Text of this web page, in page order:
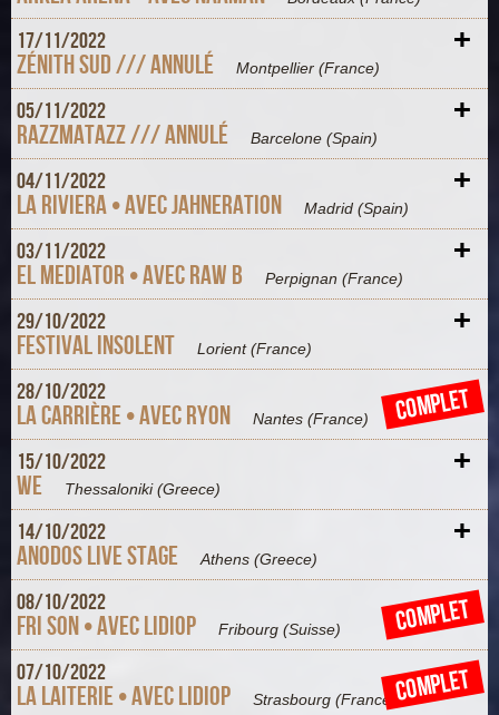
17/11/2022
Zénith Sud /// ANNULÉ Montpellier (France) +
05/11/2022
Razzmatazz /// ANNULÉ Barcelone (Spain) +
04/11/2022
La Riviera • Avec Jahneration Madrid (Spain) +
03/11/2022
El Mediator • Avec Raw B Perpignan (France) +
29/10/2022
Festival Insolent Lorient (France) +
28/10/2022
La Carrière • Avec Ryon Nantes (France) +
COMPLET
15/10/2022
WE Thessaloniki (Greece) +
14/10/2022
Anodos Live Stage Athens (Greece) +
08/10/2022
Fri son • Avec Lidiop Fribourg (Suisse) +
COMPLET
07/10/2022
La Laiterie • Avec Lidiop Strasbourg (France) +
COMPLET